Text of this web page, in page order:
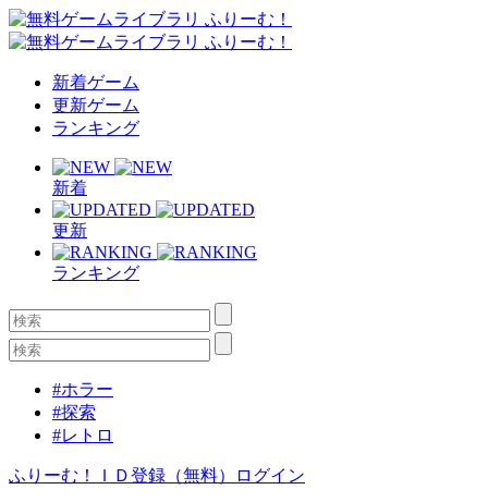
新着ゲーム
更新ゲーム
ランキング
新着
更新
ランキング
#ホラー
#探索
#レトロ
ふりーむ！ＩＤ登録（無料） ログイン